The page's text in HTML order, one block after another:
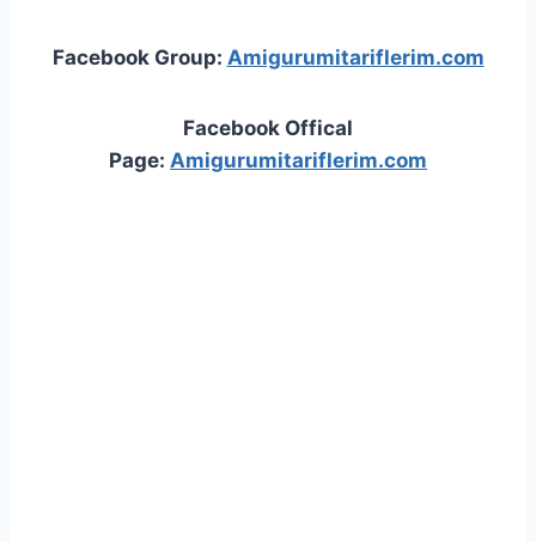
Facebook Group: Amigurumitariflerim.com
Facebook Offical
Page: Amigurumitariflerim.com